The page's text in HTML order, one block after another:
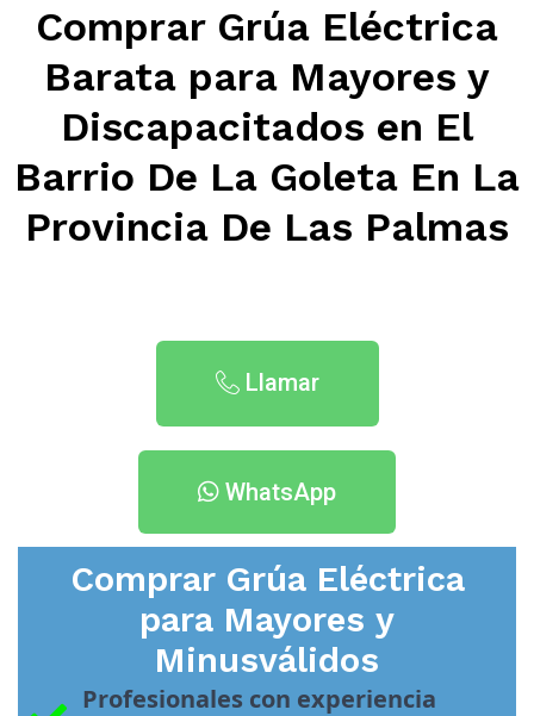
Comprar Grúa Eléctrica
Barata para Mayores y
Discapacitados en El
Barrio De La Goleta En La
Provincia De Las Palmas
Llamar
WhatsApp
Comprar Grúa Eléctrica
para Mayores y
Minusválidos
Profesionales con experiencia